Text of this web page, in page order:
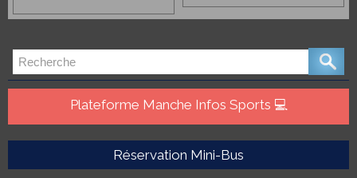
Plateforme Manche Infos Sports 💻
Réservation Mini-Bus